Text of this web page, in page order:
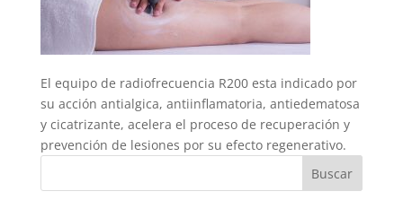
El equipo de radiofrecuencia R200 esta indicado por
su acción antialgica, antiinflamatoria, antiedematosa
y cicatrizante, acelera el proceso de recuperación y
prevención de lesiones por su efecto regenerativo.